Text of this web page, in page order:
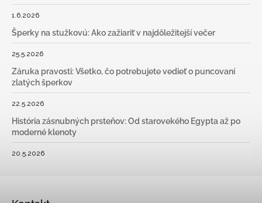
1.6.2026
Šperky na stužkovú: Ako zažiariť v najdôležitejší večer
25.5.2026
Záruka pravosti: Všetko, čo potrebujete vedieť o puncovaní
zlatých šperkov
22.5.2026
História zásnubných prsteňov: Od starovekého Egypta až po
moderné klenoty
20.5.2026